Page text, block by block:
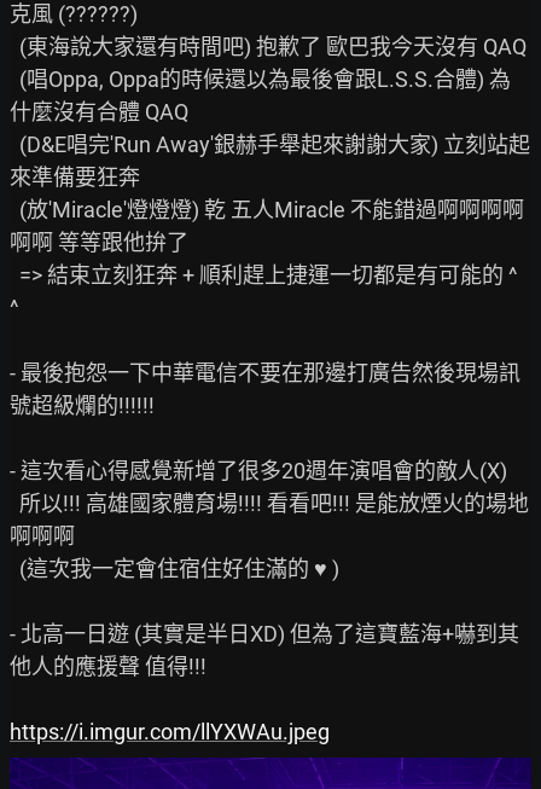
克風 (??????)
什麼沒有合體 QAQ
來準備要狂奔
啊啊 等等跟他拚了
^
- 最後抱怨一下中華電信不要在那邊打廣告然後現場訊
號超級爛的!!!!!!
- 這次看心得感覺新增了很多20週年演唱會的敵人(X)
啊啊啊
- 北高一日遊 (其實是半日XD) 但為了這寶藍海+嚇到其
他人的應援聲 值得!!!
https://i.imgur.com/llYXWAu.jpeg